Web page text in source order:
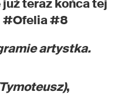
teraz końca tej
#Ofelia #8
artystka.
,